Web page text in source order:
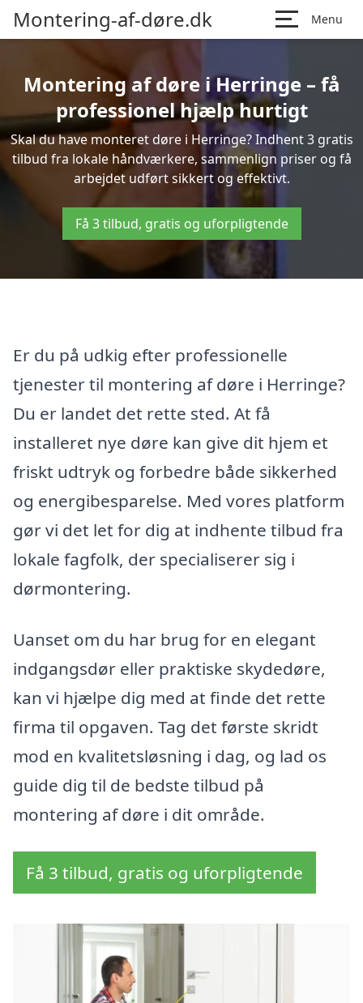
Montering-af-døre.dk Menu
Montering af døre i Herringe – få
professionel hjælp hurtigt
Skal du have monteret døre i Herringe? Indhent 3 gratis
tilbud fra lokale håndværkere, sammenlign priser og få
arbejdet udført sikkert og effektivt.
Få 3 tilbud, gratis og uforpligtende
Er du på udkig efter professionelle
tjenester til montering af døre i Herringe?
Du er landet det rette sted. At få
installeret nye døre kan give dit hjem et
friskt udtryk og forbedre både sikkerhed
og energibesparelse. Med vores platform
gør vi det let for dig at indhente tilbud fra
lokale fagfolk, der specialiserer sig i
dørmontering.
Uanset om du har brug for en elegant
indgangsdør eller praktiske skydedøre,
kan vi hjælpe dig med at finde det rette
firma til opgaven. Tag det første skridt
mod en kvalitetsløsning i dag, og lad os
guide dig til de bedste tilbud på
montering af døre i dit område.
Få 3 tilbud, gratis og uforpligtende